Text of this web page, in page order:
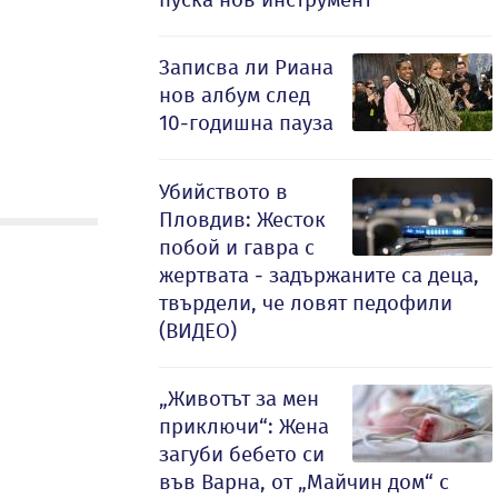
Записва ли Риана
нов албум след
10-годишна пауза
Убийството в
Пловдив: Жесток
побой и гавра с
жертвата - задържаните са деца,
твърдели, че ловят педофили
(ВИДЕО)
„Животът за мен
приключи“: Жена
загуби бебето си
във Варна, от „Майчин дом“ с